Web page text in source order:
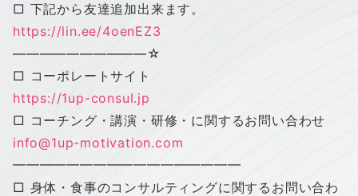
□ 下記から友達追加出来ます。
https://lin.ee/4oenEZ3
——————————☆
□ コーポレートサイト
https://1up-consul.jp
□ コーチング・講演・研修・に関するお問い合わせ
info@1up-motivation.com
━━━━━━━━━━━━━━━━━
□ 身体・食事のコンサルティングに関するお問い合わ